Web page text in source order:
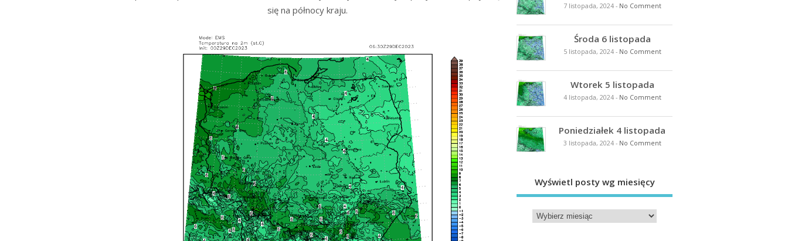
się na północy kraju.
7 listopada, 2024- No Comment
Środa 6 listopada
5 listopada, 2024- No Comment
Wtorek 5 listopada
4 listopada, 2024- No Comment
Poniedziałek 4 listopada
3 listopada, 2024- No Comment
Wyświetl posty wg miesięcy